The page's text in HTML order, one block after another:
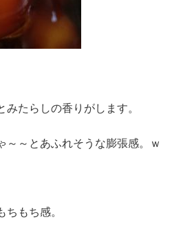
たらしの香りがします。
～～とあふれそうな膨張感。ｗ
ちもち感。